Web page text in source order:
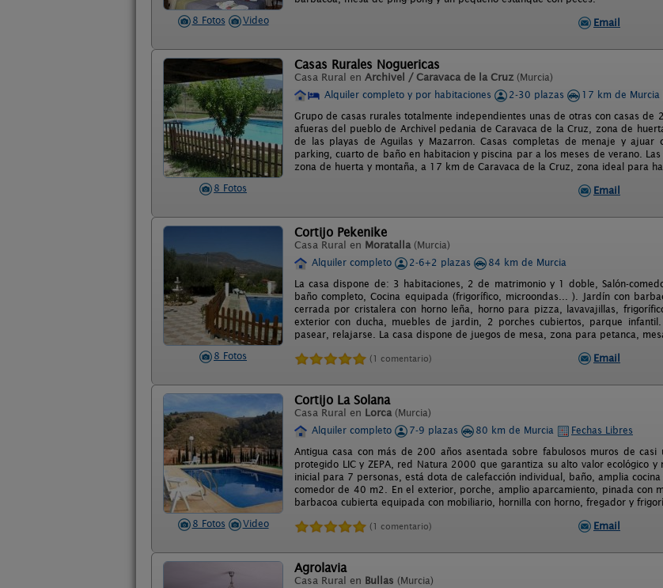
8 Fotos Video
Email
8 Fotos
Casas Rurales Noguericas
Casa Rural en Archivel / Caravaca de la Cruz (Murcia)
Alquiler completo y por habitaciones
2-30 plazas 17 km de Murcia
Grupo de casas rurales totalmente independientes unas de otras con casas
afueras del pueblo de Archivel pedania de Caravaca de la Cruz, zona de
de las playas de Aguilas y Mazarron. Casas completas de menaje y ajuar
parking, cuarto de baño en habitacion y piscina par a los meses de verano.
zona de huerta y montaña, a 17 km de Caravaca de la Cruz, zona ideal para
Email
8 Fotos
Cortijo Pekenike
Casa Rural en Moratalla (Murcia)
Alquiler completo
2-6+2 plazas
84 km de Murcia
La casa dispone de: 3 habitaciones, 2 de matrimonio y 1 doble, Salón-
baño completo, Cocina equipada (frigorífico, microondas... ). Jardín con
cerrada por cristalera con horno leña, horno para pizza, lavavajillas,
exterior con ducha, muebles de jardin, 2 porches cubiertos, parque
pasear, relajarse. La casa dispone de juegos de mesa, zona para petanca,
(1 comentario) Email
8 Fotos Video
Cortijo La Solana
Casa Rural en Lorca (Murcia)
Alquiler completo
7-9 plazas 80 km de Murcia
Fechas Libres
Antigua casa con más de 200 años asentada sobre fabulosos muros de
protegido LIC y ZEPA, red Natura 2000 que garantiza su alto valor ecológico
inicial para 7 personas, está dota de calefacción individual, baño, amplia
comedor de 40 m2. En el exterior, porche, amplio aparcamiento, pinada con
barbacoa cubierta equipada con mobiliario, hornilla con horno, fregador y
(1 comentario) Email
Agrolavia
Casa Rural en Bullas (Murcia)